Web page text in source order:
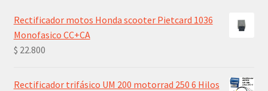
Rectificador motos Honda scooter Pietcard 1036
Monofasico CC+CA
$ 22.800
Rectificador trifásico UM 200 motorrad 250 6 Hilos